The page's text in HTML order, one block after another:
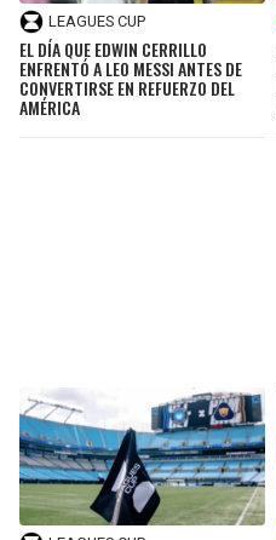
LEAGUES CUP
EL DÍA QUE EDWIN CERRILLO
ENFRENTÓ A LEO MESSI ANTES DE
CONVERTIRSE EN REFUERZO DEL
AMÉRICA